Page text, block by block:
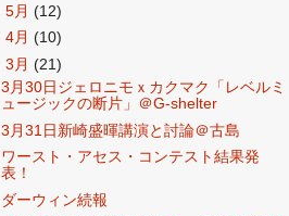
5月 (12)
4月 (10)
3月 (21)
3月30日ジェロニモｘカクマク「レベルミ
ュージックの断片」＠G-shelter
3月31日新崎盛暉講演と討論＠古島
ワースト・アセス・コンテスト結果発
表！
ダーウィン続報